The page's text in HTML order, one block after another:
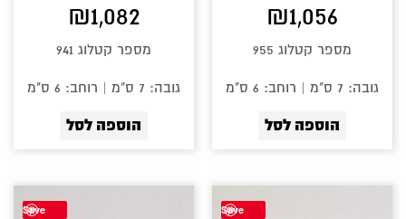
₪1,056
מספר קטלוג 955
גובה: 7 ס"מ | רוחב: 6 ס"מ
הוספה לסל
₪1,082
מספר קטלוג 941
גובה: 7 ס"מ | רוחב: 6 ס"מ
הוספה לסל
Save
Save